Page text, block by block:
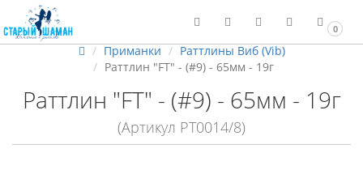
0
Приманки
Раттлины Виб (Vib)
Раттлин "FT" - (#9) - 65мм - 19г
Раттлин "FT" - (#9) - 65мм - 19г
(Артикул РТ0014/8)